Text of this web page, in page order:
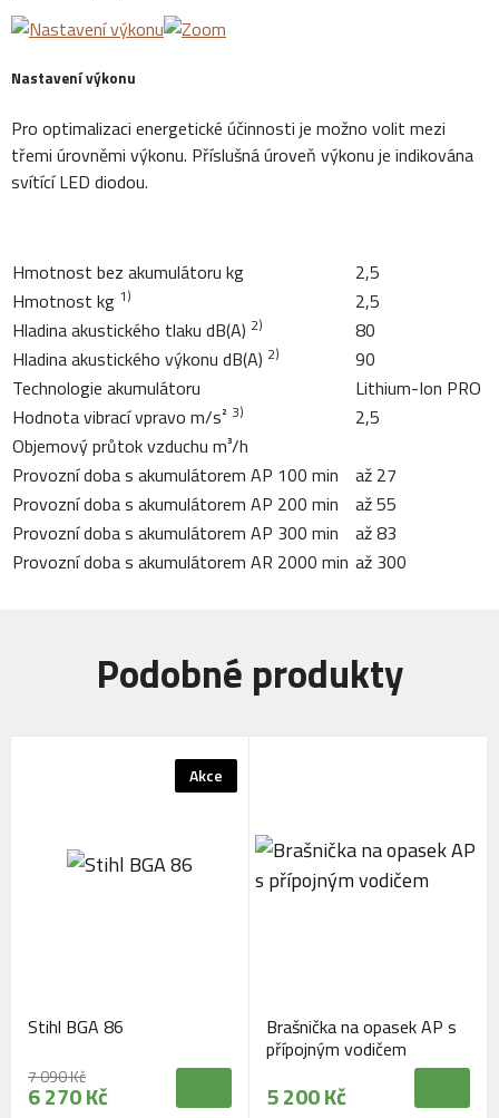
Nastavení výkonu
Pro optimalizaci energetické účinnosti je možno volit mezi
třemi úrovněmi výkonu. Příslušná úroveň výkonu je indikována
svítící LED diodou.
Hmotnost bez akumulátoru kg
2,5
Hmotnost kg 1)
2,5
Hladina akustického tlaku dB(A) 2)
80
Hladina akustického výkonu dB(A) 2)
90
Technologie akumulátoru
Lithium-Ion PRO
Hodnota vibrací vpravo m/s² 3)
2,5
Objemový průtok vzduchu m³/h
Provozní doba s akumulátorem AP 100 min
až 27
Provozní doba s akumulátorem AP 200 min
až 55
Provozní doba s akumulátorem AP 300 min
až 83
Provozní doba s akumulátorem AR 2000 min až 300
Podobné produkty
Akce
Stihl BGA 86
7 090 Kč
6 270 Kč
Brašnička na opasek AP s
přípojným vodičem
5 200 Kč